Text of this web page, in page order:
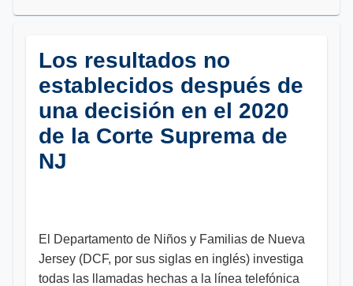
Los resultados no
establecidos después de
una decisión en el 2020
de la Corte Suprema de
NJ
El Departamento de Niños y Familias de Nueva
Jersey (DCF, por sus siglas en inglés) investiga
todas las llamadas hechas a la línea telefónica